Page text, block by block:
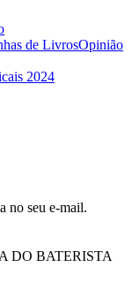
de LivrosOpinião
2024
no seu e-mail.
DO BATERISTA